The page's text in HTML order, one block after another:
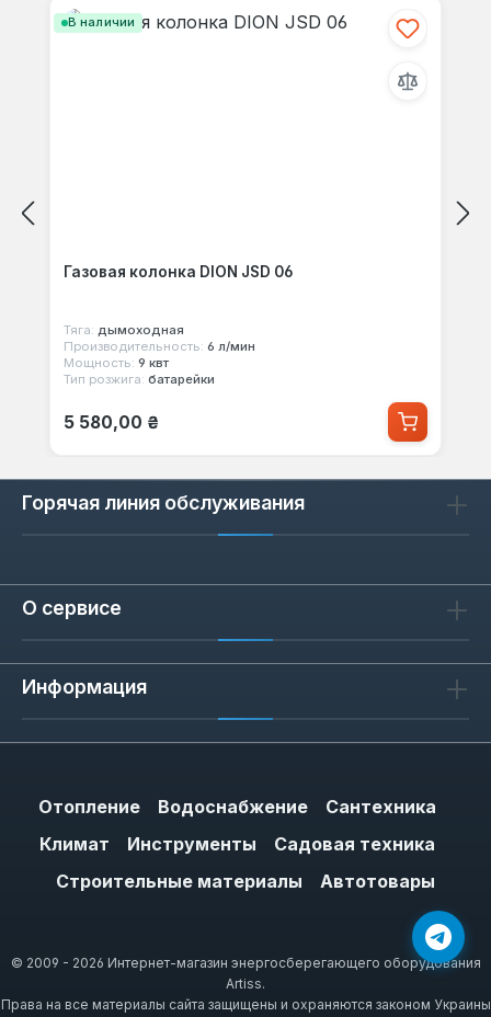
В наличии
Газовая колонка DION JSD 06
Тяга: дымоходная
Производительность: 6 л/мин
Мощность: 9 квт
Тип розжига: батарейки
Обычная цена:
5 580,00 ₴
Горячая линия обслуживания
О сервисе
Информация
Отопление Водоснабжение
Сантехника
Климат
Инструменты
Садовая техника
Строительные материалы
Автотовары
© 2009 - 2026 Интернет-магазин энергосберегающего оборудования
Artiss.
Права на все материалы сайта защищены и охраняются законом Украины